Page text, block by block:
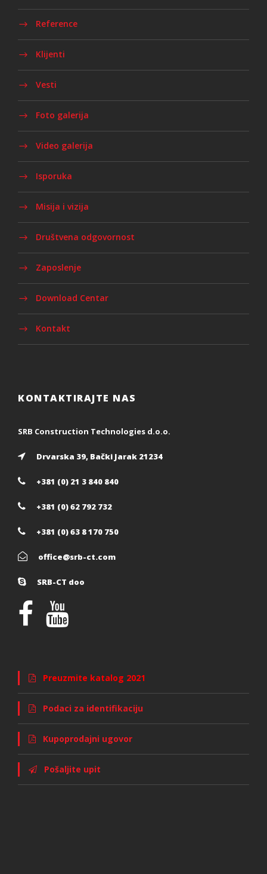
Reference
Klijenti
Vesti
Foto galerija
Video galerija
Isporuka
Misija i vizija
Društvena odgovornost
Zaposlenje
Download Centar
Kontakt
KONTAKTIRAJTE NAS
SRB Construction Technologies d.o.o.
Drvarska 39, Bački Jarak 21234
+381 (0) 21 3 840 840
+381 (0) 62 792 732
+381 (0) 63 8 170 750
office@srb-ct.com
SRB-CT doo
Preuzmite katalog 2021
Podaci za identifikaciju
Kupoprodajni ugovor
Pošaljite upit